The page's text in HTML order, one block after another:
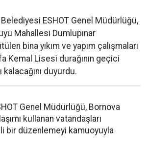
ESHOT Genel Müdürlüğü,
Mahallesi Dumlupınar
bina yıkım ve yapım çalışmaları
Kemal Lisesi durağının geçici
kalacağını duyurdu.
Genel Müdürlüğü, Bornova
kullanan vatandaşları
bir düzenlemeyi kamuoyuyla